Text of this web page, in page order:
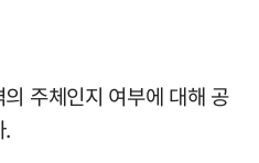
주체인지 여부에 대해 공
.